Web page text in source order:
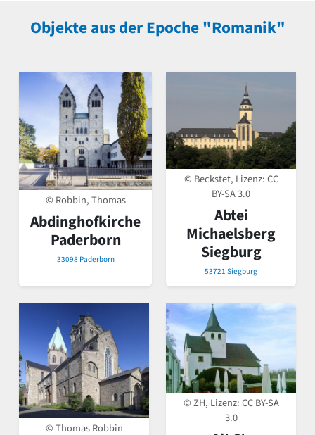
Objekte aus der Epoche "Romanik"
© Robbin, Thomas
Abdinghofkirche
Paderborn
33098 Paderborn
© Beckstet, Lizenz:CC
BY-SA 3.0
Abtei
Michaelsberg
Siegburg
53721 Siegburg
© Thomas Robbin
© ZH, Lizenz:CC BY-SA
3.0